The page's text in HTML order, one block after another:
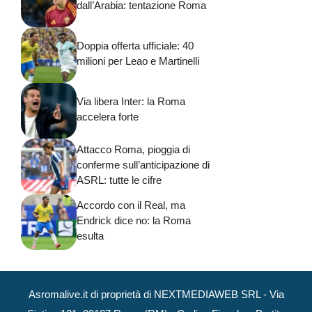
dall’Arabia: tentazione Roma
Doppia offerta ufficiale: 40
milioni per Leao e Martinelli
Via libera Inter: la Roma
accelera forte
Attacco Roma, pioggia di
conferme sull’anticipazione di
ASRL: tutte le cifre
Accordo con il Real, ma
Endrick dice no: la Roma
esulta
Asromalive.it di proprietà di NEXTMEDIAWEB SRL - Via